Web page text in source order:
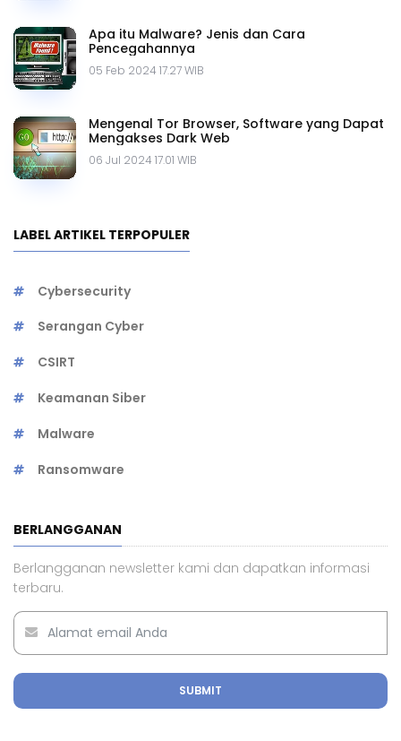
Apa itu Malware? Jenis dan Cara
Pencegahannya
05 Feb 2024 17.27 WIB
Mengenal Tor Browser, Software yang Dapat
Mengakses Dark Web
06 Jul 2024 17.01 WIB
LABEL ARTIKEL TERPOPULER
Cybersecurity
Serangan Cyber
CSIRT
Keamanan Siber
Malware
Ransomware
BERLANGGANAN
Berlangganan newsletter kami dan dapatkan informasi
terbaru.
SUBMIT